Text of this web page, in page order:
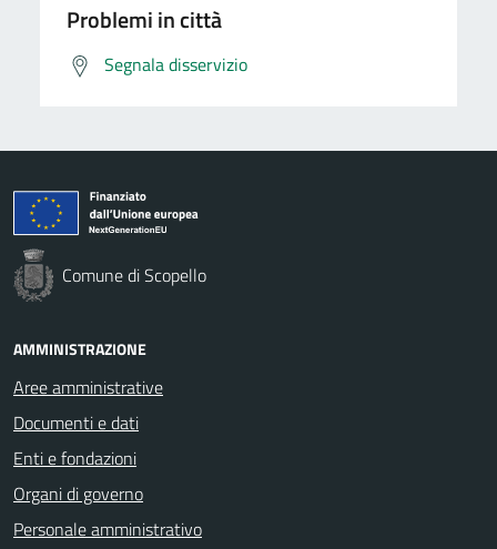
Problemi in città
Segnala disservizio
Comune di Scopello
AMMINISTRAZIONE
Aree amministrative
Documenti e dati
Enti e fondazioni
Organi di governo
Personale amministrativo